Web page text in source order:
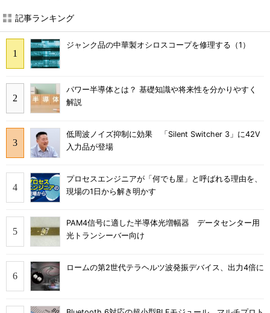
記事ランキング
ジャンク品の中華製オシロスコープを修理する（1）
パワー半導体とは？ 基礎知識や将来性を分かりやすく
解説
低周波ノイズ抑制に効果 「Silent Switcher 3」に42V
入力品が登場
プロセスエンジニアが「何でも屋」と呼ばれる理由を、
現場の1日から解き明かす
PAM4信号に適した半導体光増幅器 データセンター用
光トランシーバー向け
ロームの第2世代テラヘルツ波発振デバイス、出力4倍に